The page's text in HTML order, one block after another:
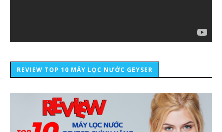
REVIEW TOP 10 MÁY LỌC NƯỚC GEYSER